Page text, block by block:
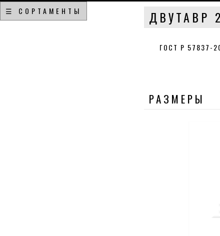
☰ СОРТАМЕНТЫ ДВУТАВР
ГОСТ Р 57837-
РАЗМЕРЫ